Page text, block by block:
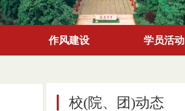
作风建设 学员活动
校(院、团)动态